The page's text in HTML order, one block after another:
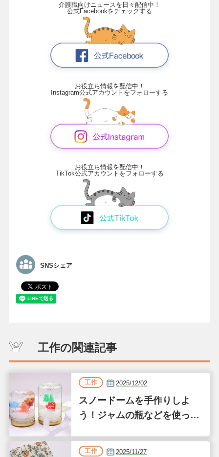
介護職向けニュースを日々配信中！
公式Facebookをチェックする
お役立ち情報を配信中！
Instagram公式アカウントをフォローする
お役立ち情報を配信中！
TikTok公式アカウントをフォローする
SNSシェア
工作の関連記事
工作 2025/12/02
スノードームを手作りしよ
う！ジャムの瓶などを使った
工作 2025/11/27